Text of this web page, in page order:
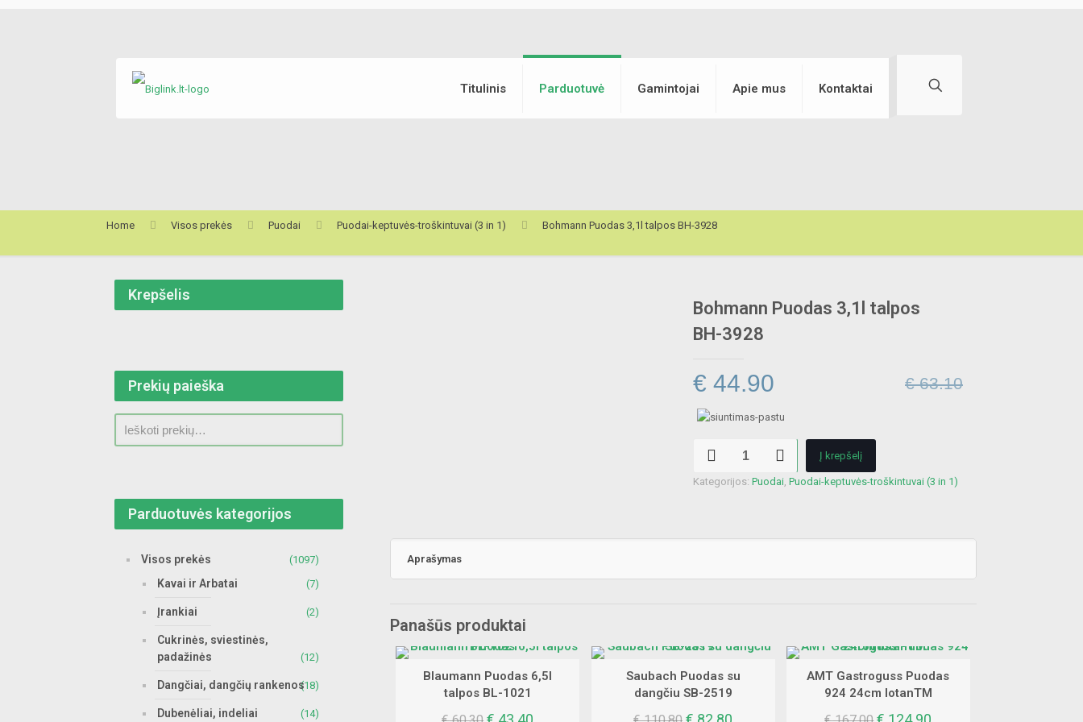
Titulinis Parduotuvė Gamintojai Apie mus Kontaktai
Home Visos prekės Puodai Puodai-keptuvės-troškintuvai (3 in 1) Bohmann Puodas 3,1l talpos BH-3928
Bohmann Puodas 3,1l talpos
BH-3928
€63.10
Original
price
was:
€ 63.10.
€ 44.90
price
€ 44.90.
kiekis:
Bohmann
Į krepšelį
Kategorijos: Puodai, Puodai-keptuvės-troškintuvai (3 in 1)
Aprašymas
Panašūs produktai
Blaumann Puodas 6,5l
talpos BL-1021
Original
Saubach Puodas su
dangčiu SB-2519
Original
AMT Gastroguss Puodas
924 24cm lotanTM
Original
Krepšelis
Prekių paieška
Parduotuvės kategorijos
Visos prekės (1097)
Kavai ir Arbatai (7)
Įrankiai (2)
Cukrinės, sviestinės,
padažinės
(12)
Dangčiai, dangčių rankenos(18)
Dubenėliai, indeliai (14)